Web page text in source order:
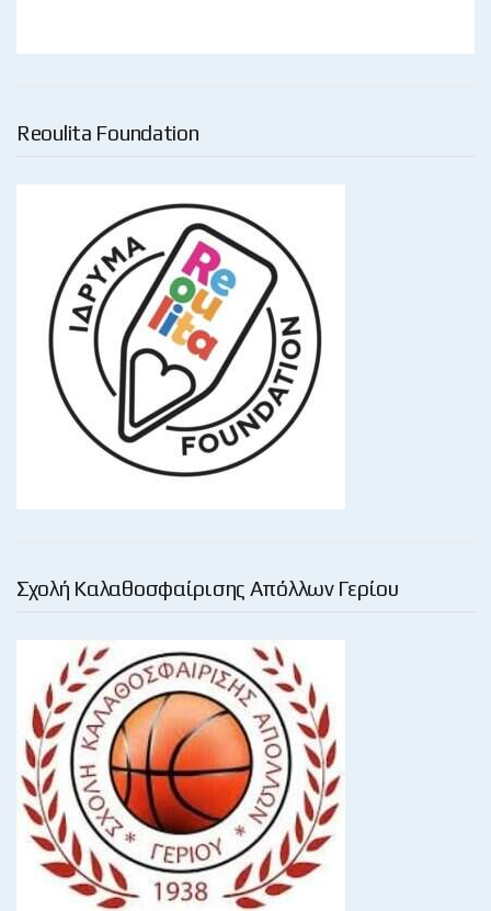
Reoulita Foundation
Σχολή Καλαθοσφαίρισης Απόλλων Γερίου